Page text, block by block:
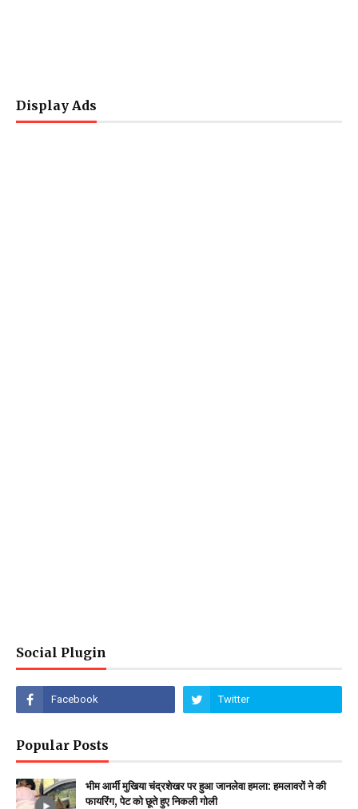
Display Ads
Social Plugin
Popular Posts
भीम आर्मी मुखिया चंद्रशेखर पर हुआ जानलेवा हमला: हमलावरों ने की
फायरिंग, पेट को छूते हुए निकली गोली